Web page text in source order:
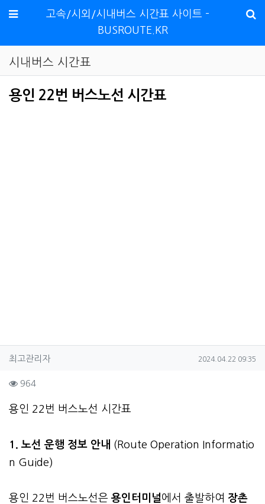
메뉴
고속/시외/시내버스 시간표 사이트 -
BUSROUTE.KR
시내버스 시간표
용인 22번 버스노선 시간표
작성자 정보
최고관리자작성 작성일
2024.04.22 09:35
컨텐츠 정보
964
본문
용인 22번 버스노선 시간표
1. 노선 운행 정보 안내 (Route Operation Informatio
n Guide)
용인 22번 버스노선은 용인터미널에서 출발하여 장촌